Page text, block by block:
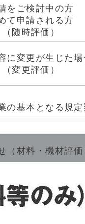
をご検討中の方
て申請される方
（随時評価）
に変更が生じた場
（変更評価）
の基本となる規定
（材料・機材評価
評価名簿